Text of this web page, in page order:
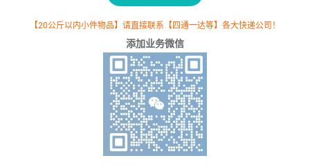
【20公斤以内小件物品】请直接联系【四通一达等】各大快递公司！
添加业务微信